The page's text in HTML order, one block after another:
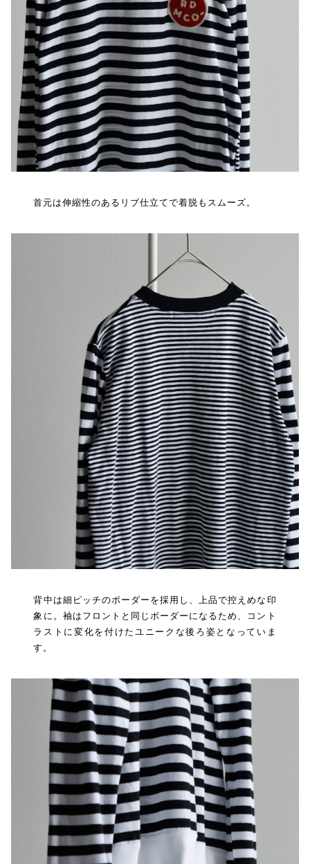
首元は伸縮性のあるリブ仕立てで着脱もスムーズ。
背中は細ピッチのボーダーを採用し、上品で控えめな印
象に。袖はフロントと同じボーダーになるため、コント
ラストに変化を付けたユニークな後ろ姿となっていま
す。